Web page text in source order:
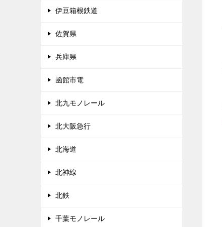
伊豆箱根鉄道
佐賀県
兵庫県
函館市電
北九モノレール
北大阪急行
北海道
北神線
北鉄
千葉モノレール